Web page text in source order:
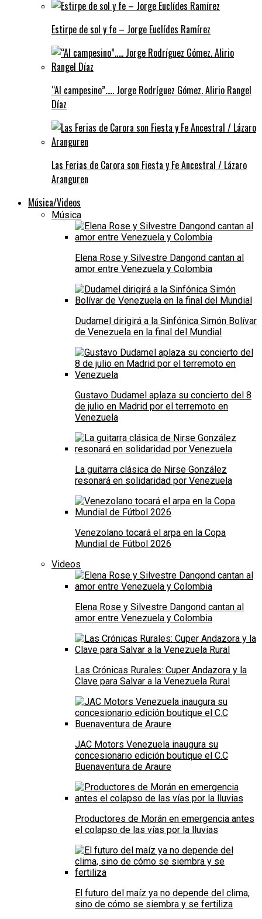
Estirpe de sol y fe – Jorge Euclídes Ramírez
“Al campesino”….. Jorge Rodríguez Gómez. Alirio Rangel
Díaz
Las Ferias de Carora son Fiesta y Fe Ancestral / Lázaro
Aranguren
Música/Videos
Música
Elena Rose y Silvestre Dangond cantan al
amor entre Venezuela y Colombia
Dudamel dirigirá a la Sinfónica Simón Bolívar
de Venezuela en la final del Mundial
Gustavo Dudamel aplaza su concierto del 8
de julio en Madrid por el terremoto en
Venezuela
La guitarra clásica de Nirse González
resonará en solidaridad por Venezuela
Venezolano tocará el arpa en la Copa
Mundial de Fútbol 2026
Videos
Elena Rose y Silvestre Dangond cantan al
amor entre Venezuela y Colombia
Las Crónicas Rurales: Cuper Andazora y la
Clave para Salvar a la Venezuela Rural
JAC Motors Venezuela inaugura su
concesionario edición boutique el C.C
Buenaventura de Araure
Productores de Morán en emergencia antes
el colapso de las vías por la lluvias
El futuro del maíz ya no depende del clima,
sino de cómo se siembra y se fertiliza